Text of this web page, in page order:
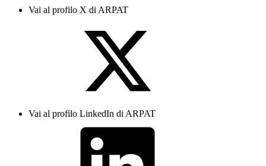
Vai al profilo X di ARPAT
Vai al profilo LinkedIn di ARPAT